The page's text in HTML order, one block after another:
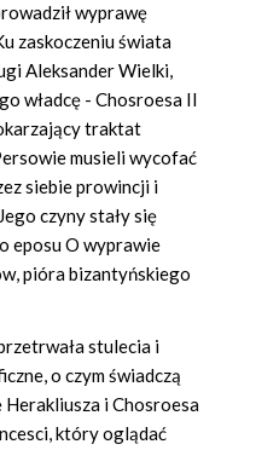
wyprawę
zaskoczeniu świata
Aleksander Wielki,
władcę - Chosroesa II
traktat
musieli wycofać
siebie prowincji i
czyny stały się
eposu O wyprawie
pióra bizantyńskiego
stulecia i
o czym świadczą
i Chosroesa
który oglądać